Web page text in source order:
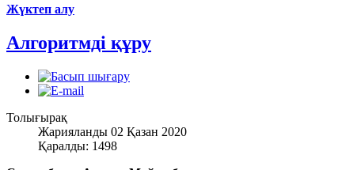
Жүктеп алу
Алгоритмді құру
Толығырақ
Жарияланды 02 Қазан 2020
Қаралды: 1498